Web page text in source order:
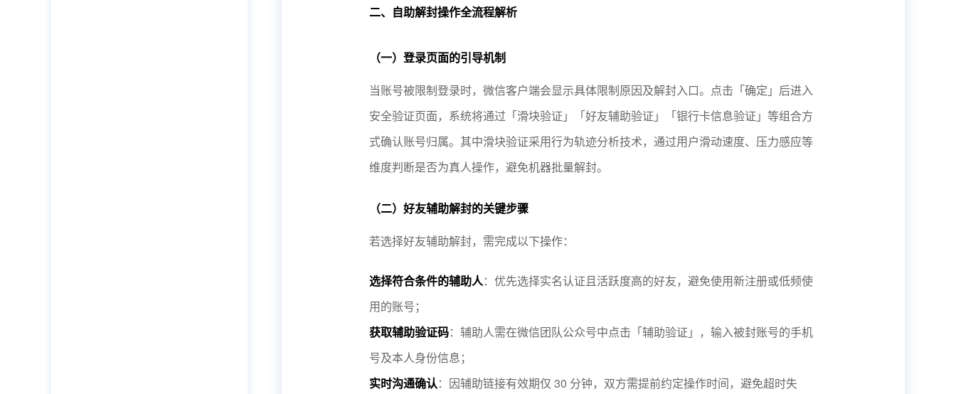
二、自助解封操作全流程解析
（一）登录页面的引导机制
当账号被限制登录时，微信客户端会显示具体限制原因及解封入口。点击「确定」后进入
安全验证页面，系统将通过「滑块验证」「好友辅助验证」「银行卡信息验证」等组合方
式确认账号归属。其中滑块验证采用行为轨迹分析技术，通过用户滑动速度、压力感应等
维度判断是否为真人操作，避免机器批量解封。
（二）好友辅助解封的关键步骤
若选择好友辅助解封，需完成以下操作：
选择符合条件的辅助人：优先选择实名认证且活跃度高的好友，避免使用新注册或低频使
用的账号；
获取辅助验证码：辅助人需在微信团队公众号中点击「辅助验证」，输入被封账号的手机
号及本人身份信息；
实时沟通确认：因辅助链接有效期仅 30 分钟，双方需提前约定操作时间，避免超时失